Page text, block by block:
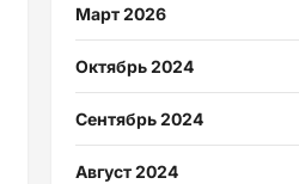
Март 2026
Октябрь 2024
Сентябрь 2024
Август 2024